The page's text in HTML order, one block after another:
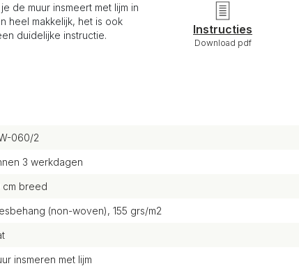
de muur insmeert met lijm in
heel makkelijk, het is ook
duidelijke instructie.
Instructies
Download pdf
060/2
3 werkdagen
cm breed
(non-woven), 155 grs/m2
insmeren met lijm